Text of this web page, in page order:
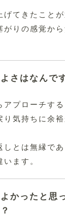
げてきたこと
がりの感覚か
さはなんで
アプローチす
り気持ちに余
しとは無縁で
ます。
かったと思